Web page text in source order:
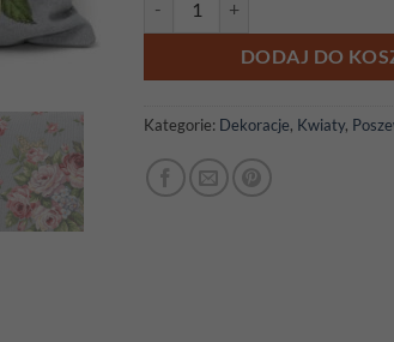
DODAJ DO
Kategorie: Dekoracje, Kwiaty,